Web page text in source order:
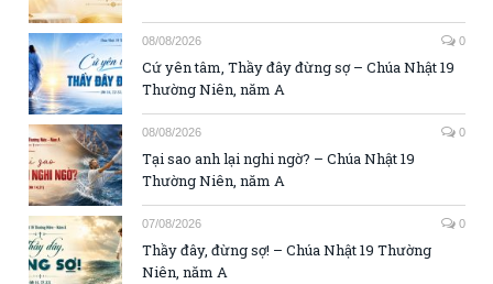
08/08/2026 0
Cứ yên tâm, Thầy đây đừng sợ – Chúa Nhật 19
Thường Niên, năm A
08/08/2026 0
Tại sao anh lại nghi ngờ? – Chúa Nhật 19
Thường Niên, năm A
07/08/2026 0
Thầy đây, đừng sợ! – Chúa Nhật 19 Thường
Niên, năm A